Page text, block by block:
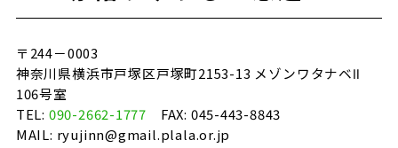
〒244－0003
神奈川県横浜市戸塚区戸塚町2153-13 メゾンワタナベⅡ
106号室
TEL: 090-2662-1777 FAX: 045-443-8843
MAIL: ryujinn@gmail.plala.or.jp